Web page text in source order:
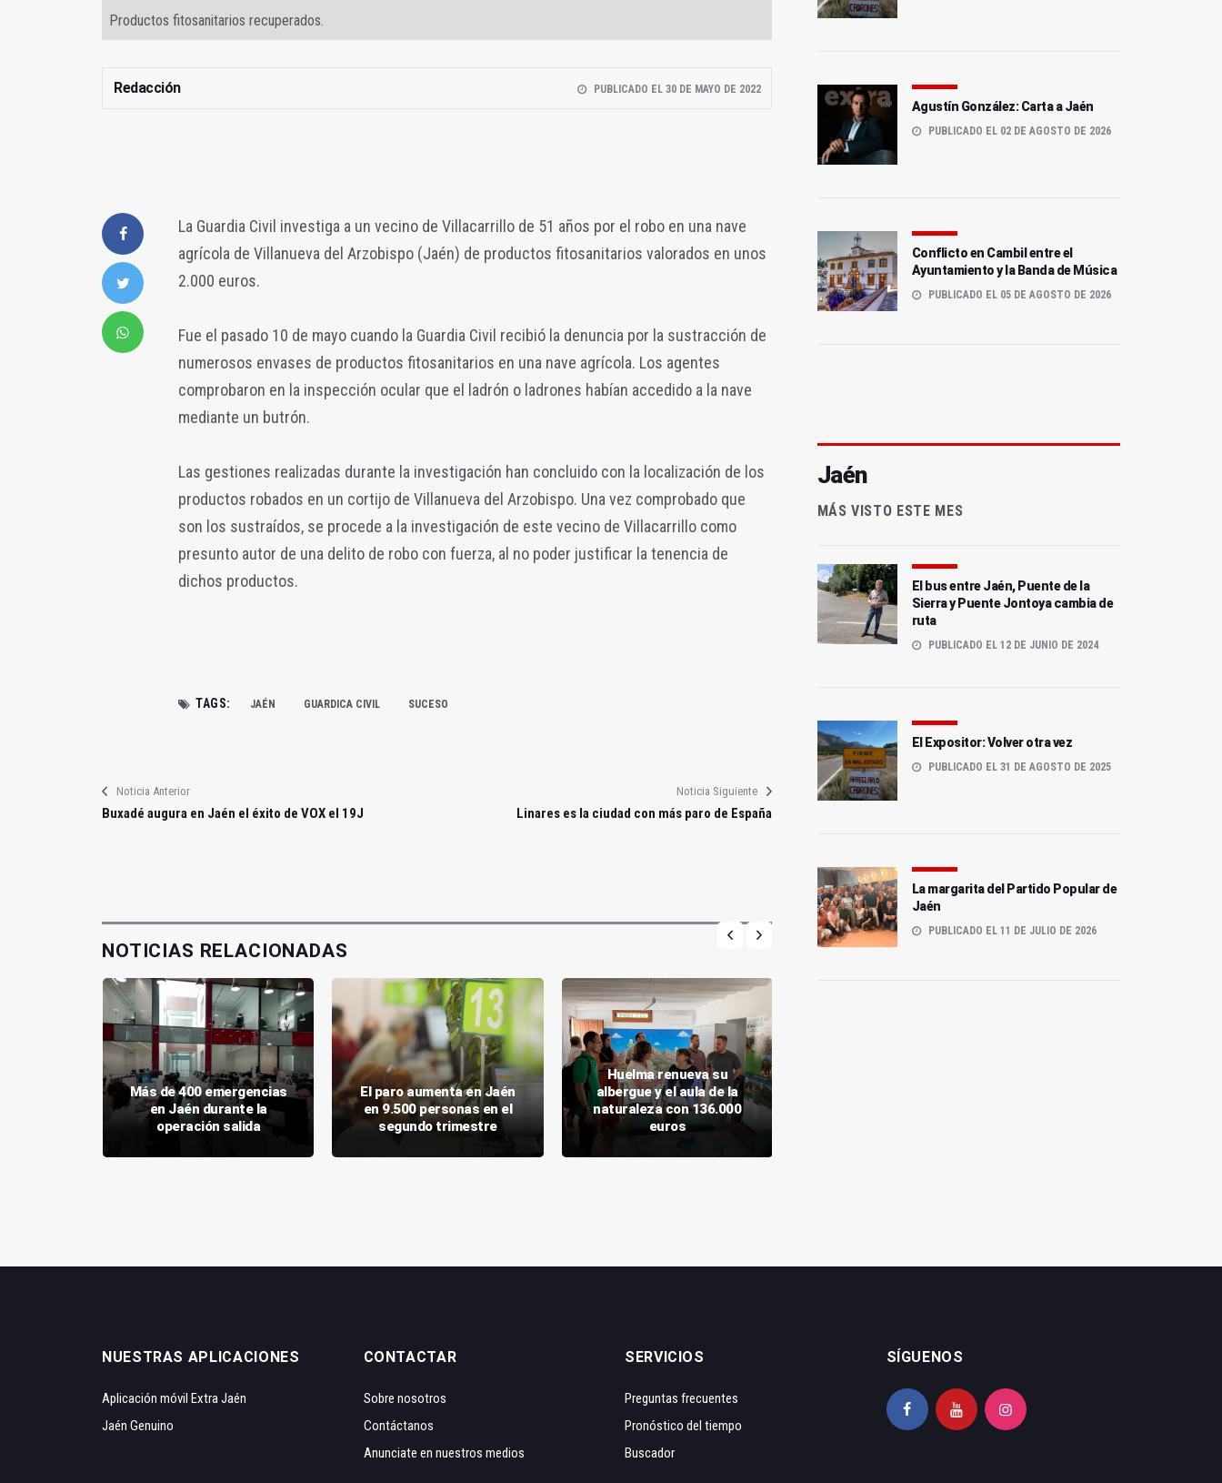
Productos fitosanitarios recuperados.
Redacción PUBLICADO EL 30 DE MAYO DE 2022
La Guardia Civil investiga a un vecino de Villacarrillo de 51 años por el robo en una nave
agrícola de Villanueva del Arzobispo (Jaén) de productos fitosanitarios valorados en unos
2.000 euros.
Fue el pasado 10 de mayo cuando la Guardia Civil recibió la denuncia por la sustracción de
numerosos envases de productos fitosanitarios en una nave agrícola. Los agentes
comprobaron en la inspección ocular que el ladrón o ladrones habían accedido a la nave
mediante un butrón.
Las gestiones realizadas durante la investigación han concluido con la localización de los
productos robados en un cortijo de Villanueva del Arzobispo. Una vez comprobado que
son los sustraídos, se procede a la investigación de este vecino de Villacarrillo como
presunto autor de una delito de robo con fuerza, al no poder justificar la tenencia de
dichos productos.
TAGS: JAÉN GUARDICA CIVIL SUCESO
Noticia Anterior
Buxadé augura en Jaén el éxito de VOX el 19J
Noticia Siguiente
Linares es la ciudad con más paro de España
NOTICIAS RELACIONADAS
Más de 400 emergencias
en Jaén durante la
operación salida
El paro aumenta en Jaén
en 9.500 personas en el
segundo trimestre
Huelma renueva su
albergue y el aula de la
naturaleza con 136.000
euros
Agustín González: Carta a Jaén
PUBLICADO EL 02 DE AGOSTO DE 2026
Conflicto en Cambil entre el
Ayuntamiento y la Banda de Música
PUBLICADO EL 05 DE AGOSTO DE 2026
Jaén
MÁS VISTO ESTE MES
El bus entre Jaén, Puente de la
Sierra y Puente Jontoya cambia de
ruta
PUBLICADO EL 12 DE JUNIO DE 2024
El Expositor: Volver otra vez
PUBLICADO EL 31 DE AGOSTO DE 2025
La margarita del Partido Popular de
Jaén
PUBLICADO EL 11 DE JULIO DE 2026
NUESTRAS APLICACIONES
Aplicación móvil Extra Jaén
Jaén Genuino
CONTACTAR
Sobre nosotros
Contáctanos
Anunciate en nuestros medios
SERVICIOS
Preguntas frecuentes
Pronóstico del tiempo
Buscador
SÍGUENOS